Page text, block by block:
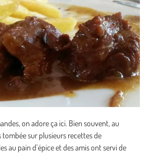
on adore ça ici. Bien souvent, au
tombée sur plusieurs recettes de
au pain d’épice et des amis ont servi de